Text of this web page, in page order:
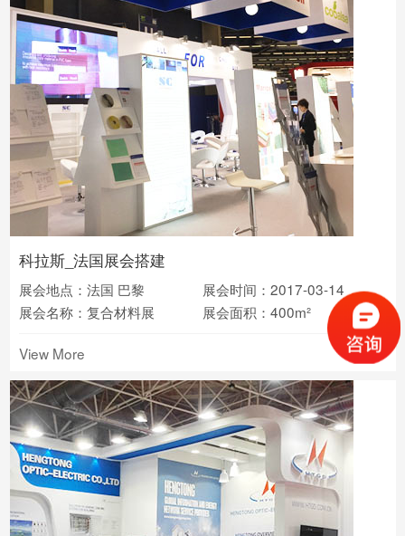
科拉斯_法国展会搭建
展会地点：法国 巴黎
展会时间：2017-03-14
展会名称：复合材料展
展会面积：400m²
View More